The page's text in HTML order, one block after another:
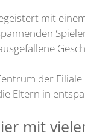
mit
der
Eltern in
mit